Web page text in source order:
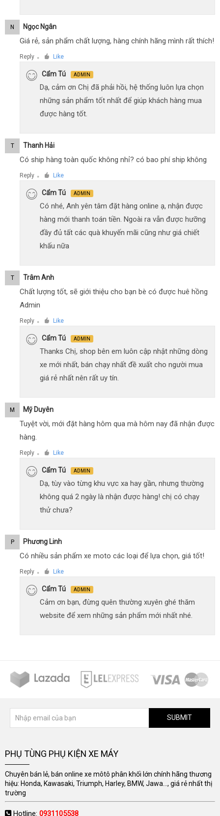
N Ngọc Ngân
Giá rẻ, sản phẩm chất lượng, hàng chính hãng mình rất thích!
Reply ● Like
Cẩm Tú ADMIN
Dạ, cảm ơn Chị đã phải hồi, hệ thống luôn lựa chọn
những sản phẩm tốt nhất để giúp khách hàng mua
được hàng tốt.
T Thanh Hải
Có ship hàng toàn quốc không nhỉ? có bao phí ship không
Reply ● Like
Cẩm Tú ADMIN
Có nhé, Anh yên tâm đặt hàng online ạ, nhận được
hàng mới thanh toán tiền. Ngoài ra vẫn được hưỡng
đầy đủ tất các quà khuyến mãi cũng như giá chiết
khấu nữa
T Trâm Anh
Chất lượng tốt, sẽ giới thiệu cho bạn bè có được huê hồng
Admin
Reply ● Like
Cẩm Tú ADMIN
Thanks Chị, shop bên em luôn cập nhật những dòng
xe mới nhất, bán chạy nhất đề xuất cho người mua
giá rẻ nhất nên rất uy tín.
M Mỹ Duyên
Tuyệt vời, mới đặt hàng hôm qua mà hôm nay đã nhận được
hàng.
Reply ● Like
Cẩm Tú ADMIN
Dạ, tùy vào từng khu vực xa hay gần, nhưng thường
không quá 2 ngày là nhận được hàng! chị có chạy
thử chưa?
P Phương Linh
Có nhiều sản phẩm xe moto các loại để lựa chọn, giá tốt!
Reply ● Like
Cẩm Tú ADMIN
Cảm ơn bạn, đừng quên thường xuyên ghé thăm
website để xem những sản phẩm mới nhất nhé.
SUBMIT
PHỤ TÙNG PHỤ KIỆN XE MÁY
Chuyên bán lẻ, bán online xe môtô phân khối lớn chính hãng thương
hiệu: Honda, Kawasaki, Triumph, Harley, BMW, Jawa..., giá rẻ nhất thị
trường
Hotline: 0931105538